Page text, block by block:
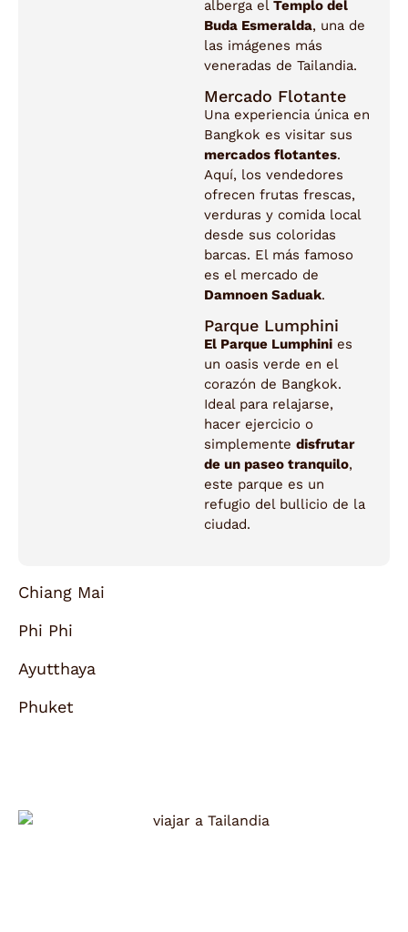
Chiang Mai
Phi Phi
Ayutthaya
Phuket
alberga el Templo del
Buda Esmeralda, una de
las imágenes más
veneradas de Tailandia.
Mercado Flotante
Una experiencia única en
Bangkok es visitar sus
mercados flotantes.
Aquí, los vendedores
ofrecen frutas frescas,
verduras y comida local
desde sus coloridas
barcas. El más famoso
es el mercado de
Damnoen Saduak.
Parque Lumphini
El Parque Lumphini es
un oasis verde en el
corazón de Bangkok.
Ideal para relajarse,
hacer ejercicio o
simplemente disfrutar
de un paseo tranquilo,
este parque es un
refugio del bullicio de la
ciudad.